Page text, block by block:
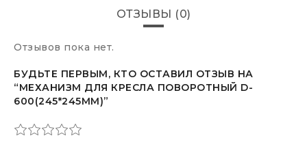
ОТЗЫВЫ (0)
Отзывов пока нет.
БУДЬТЕ ПЕРВЫМ, КТО ОСТАВИЛ ОТЗЫВ НА
“МЕХАНИЗМ ДЛЯ КРЕСЛА ПОВОРОТНЫЙ D-
600(245*245ММ)”